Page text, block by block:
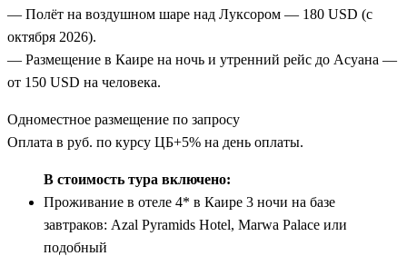
— Полёт на воздушном шаре над Луксором — 180 USD (с
октября 2026).
— Размещение в Каире на ночь и утренний рейс до Асуана —
от 150 USD на человека.
Одноместное размещение по запросу
Оплата в руб. по курсу ЦБ+5% на день оплаты.
В стоимость тура включено:
Проживание в отеле 4* в Каире 3 ночи на базе
завтраков: Azal Pyramids Hotel, Маrwa Palace или
подобный